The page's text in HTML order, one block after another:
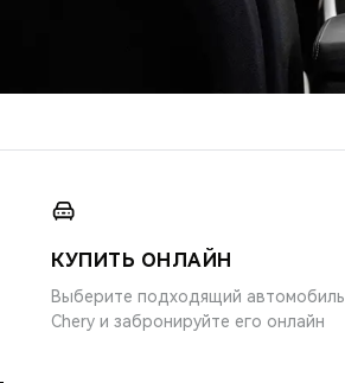
КУПИТЬ ОНЛАЙН
Выберите подходящий автомобиль
Chery и забронируйте его онлайн